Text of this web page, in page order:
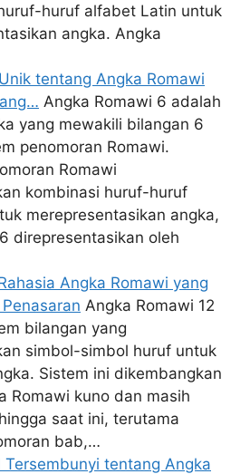
huruf alfabet Latin untuk
angka. Angka
tentang Angka Romawi
Angka Romawi 6 adalah
yang mewakili bilangan 6
penomoran Romawi.
Romawi
kombinasi huruf-huruf
merepresentasikan angka,
direpresentasikan oleh
Angka Romawi yang
Angka Romawi 12
bilangan yang
simbol-simbol huruf untuk
Sistem ini dikembangkan
Romawi kuno dan masih
saat ini, terutama
bab,…
Tersembunyi tentang Angka